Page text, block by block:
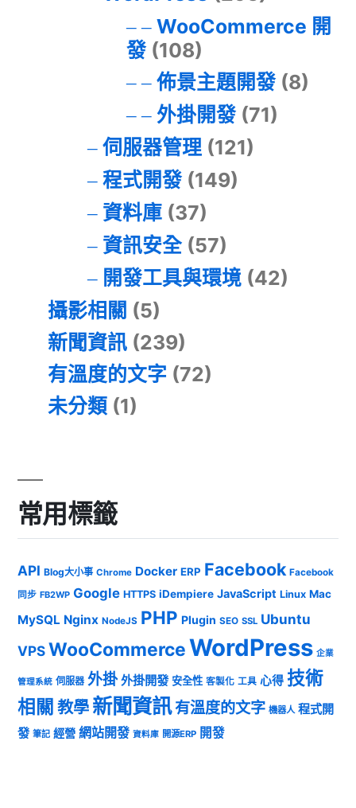
WooCommerce 開
發(108)
佈景主題開發(8)
外掛開發(71)
伺服器管理(121)
程式開發(149)
資料庫(37)
資訊安全(57)
開發工具與環境(42)
攝影相關 (5)
新聞資訊 (239)
有溫度的文字 (72)
未分類 (1)
常用標籤
API Blog大小事 Chrome Docker ERP Facebook Facebook
同步 FB2WP Google HTTPS iDempiere JavaScript Linux Mac
MySQL Nginx NodeJS PHP Plugin SEO SSL Ubuntu
VPSWooCommerceWordPress 企業
管理系統 伺服器 外掛 外掛開發 安全性 客製化 工具 心得 技術
相關 教學 新聞資訊有溫度的文字 機器人 程式開
發 筆記 經營 網站開發 資料庫 開源ERP 開發